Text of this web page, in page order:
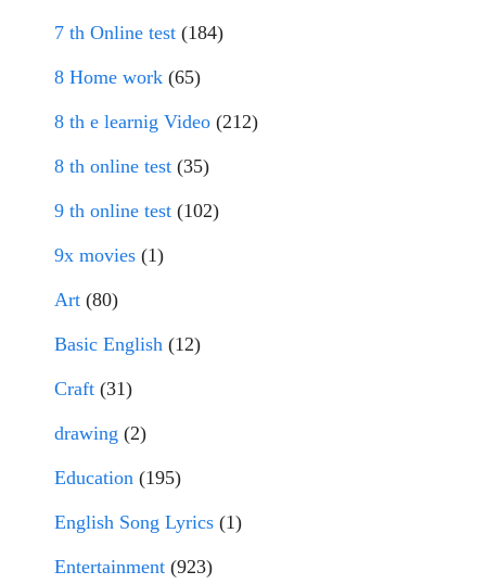
7 th Online test (184)
8 Home work (65)
8 th e learnig Video (212)
8 th online test (35)
9 th online test (102)
9x movies (1)
Art (80)
Basic English (12)
Craft (31)
drawing (2)
Education (195)
English Song Lyrics (1)
Entertainment (923)